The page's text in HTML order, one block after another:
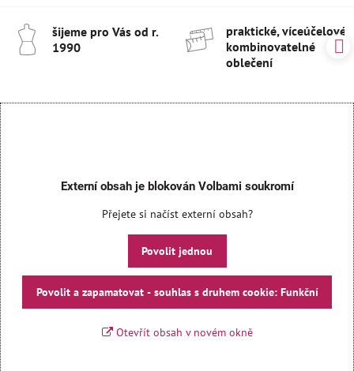
šijeme pro Vás od r​.
1990
praktické, víceúčelové
kombinovatelné
oblečení
Externí obsah je blokován Volbami soukromí
Přejete si načíst externí obsah?
Povolit jednou
Povolit a zapamatovat - souhlas s druhem cookie: Funkční
Otevřít obsah v novém okně